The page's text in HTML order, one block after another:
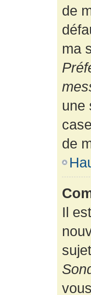
de
ma
une
de
Il